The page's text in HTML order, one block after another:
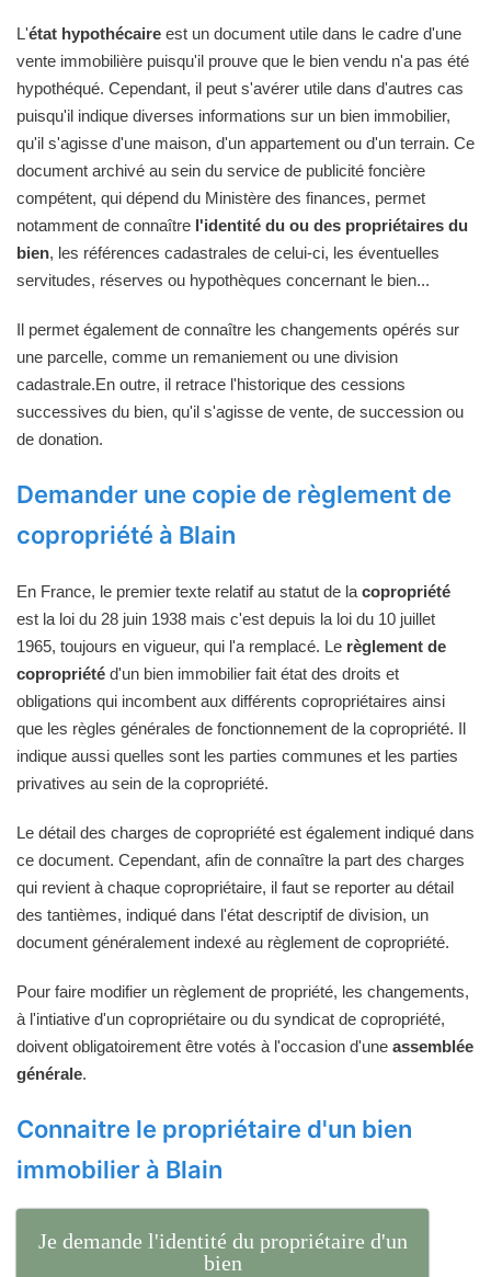
L'état hypothécaire est un document utile dans le cadre d'une
vente immobilière puisqu'il prouve que le bien vendu n'a pas été
hypothéqué. Cependant, il peut s'avérer utile dans d'autres cas
puisqu'il indique diverses informations sur un bien immobilier,
qu'il s'agisse d'une maison, d'un appartement ou d'un terrain. Ce
document archivé au sein du service de publicité foncière
compétent, qui dépend du Ministère des finances, permet
notamment de connaître l'identité du ou des propriétaires du
bien, les références cadastrales de celui-ci, les éventuelles
servitudes, réserves ou hypothèques concernant le bien...
Il permet également de connaître les changements opérés sur
une parcelle, comme un remaniement ou une division
cadastrale.En outre, il retrace l'historique des cessions
successives du bien, qu'il s'agisse de vente, de succession ou
de donation.
Demander une copie de règlement de
copropriété à Blain
En France, le premier texte relatif au statut de la copropriété
est la loi du 28 juin 1938 mais c'est depuis la loi du 10 juillet
1965, toujours en vigueur, qui l'a remplacé. Le règlement de
copropriété d'un bien immobilier fait état des droits et
obligations qui incombent aux différents copropriétaires ainsi
que les règles générales de fonctionnement de la copropriété. Il
indique aussi quelles sont les parties communes et les parties
privatives au sein de la copropriété.
Le détail des charges de copropriété est également indiqué dans
ce document. Cependant, afin de connaître la part des charges
qui revient à chaque copropriétaire, il faut se reporter au détail
des tantièmes, indiqué dans l'état descriptif de division, un
document généralement indexé au règlement de copropriété.
Pour faire modifier un règlement de propriété, les changements,
à l'intiative d'un copropriétaire ou du syndicat de copropriété,
doivent obligatoirement être votés à l'occasion d'une assemblée
générale.
Connaitre le propriétaire d'un bien
immobilier à Blain
Je demande l'identité du propriétaire d'un
bien